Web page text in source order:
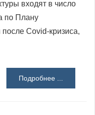
входят в число
по Плану
Covid-кризиса,
Подробнее ...